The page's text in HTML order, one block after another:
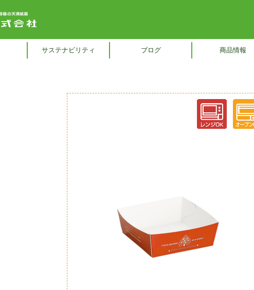
サステナビリティ ブログ 商品情報